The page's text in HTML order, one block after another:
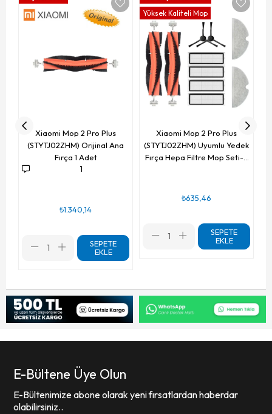
Xiaomi Mop 2 Pro Plus
(STYTJ02ZHM) Orijinal Ana
Fırça 1 Adet
1
₺1.340,14
SEPETE
EKLE
Xiaomi Mop 2 Pro Plus
(STYTJ02ZHM) Uyumlu Yedek
Fırça Hepa Filtre Mop Seti-11
₺635,46
SEPETE
EKLE
Yüksek Kaliteli Mop
E-Bültene Üye Olun
E-Bültenimize abone olarak yeni fırsatlardan haberdar
olabilirsiniz..